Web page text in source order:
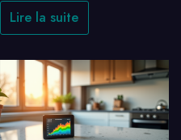
Lire la suite